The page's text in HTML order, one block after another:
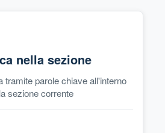
nella sezione
tramite parole chiave all'interno
sezione corrente